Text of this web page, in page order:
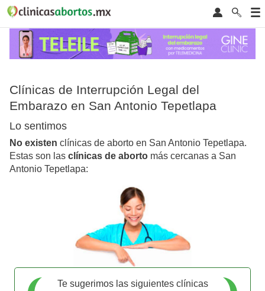
Clínicas de Interrupción Legal del
Embarazo en San Antonio Tepetlapa
Lo sentimos
No existen clínicas de aborto en San Antonio Tepetlapa.
Estas son las clínicas de aborto más cercanas a San
Antonio Tepetlapa:
Te sugerimos las siguientes clínicas